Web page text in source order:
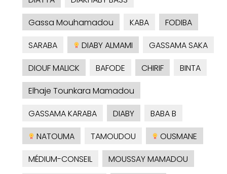
Gassa Mouhamadou
KABA
FODIBA
SARABA
DIABY ALMAMI
GASSAMA SAKA
DIOUF MALICK
BAFODE CHIRIF
BINTA
Elhaje Tounkara Mamadou
GASSAMA KARABA
DIABY
BABA B
NATOUMA
TAMOUDOU
OUSMANE
MÉDIUM-CONSEIL
MOUSSAY MAMADOU